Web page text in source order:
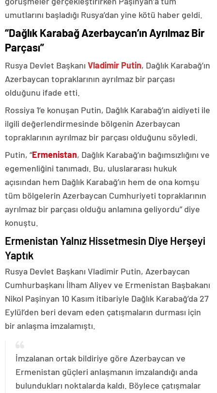
umutlarını başladığı Rusya’dan yine kötü haber geldi.
“Dağlık Karabağ Azerbaycan’ın Ayrılmaz Bir
Parçası”
Rusya Devlet Başkanı Vladimir Putin, Dağlık Karabağ’ın
Azerbaycan topraklarının ayrılmaz bir parçası
olduğunu ifade etti.
Rossiya 1’e konuşan Putin, Dağlık Karabağ’ın aidiyeti ile
ilgili değerlendirmesinde bölgenin Azerbaycan
topraklarının ayrılmaz bir parçası olduğunu söyledi.
Putin, “Ermenistan, Dağlık Karabağ’ın bağımsızlığını ve
egemenliğini tanımadı. Bu, uluslararası hukuk
açısından hem Dağlık Karabağ’ın hem de ona komşu
tüm bölgelerin Azerbaycan Cumhuriyeti topraklarının
ayrılmaz bir parçası olduğu anlamına geliyordu” diye
konuştu.
Ermenistan Yalnız Hissetmesin Diye Herşeyi
Yaptık
Rusya Devlet Başkanı Vladimir Putin, Azerbaycan
Cumhurbaşkanı İlham Aliyev ve Ermenistan Başbakanı
Nikol Paşinyan 10 Kasım itibariyle Dağlık Karabağ’da 27
Eylül’den beri devam eden çatışmaların durması için
bir anlaşma imzalamıştı.
İmzalanan ortak bildiriye göre Azerbaycan ve
Ermenistan güçleri anlaşmanın imzalandığı anda
bulundukları noktalarda kaldı. Böylece çatışmalar